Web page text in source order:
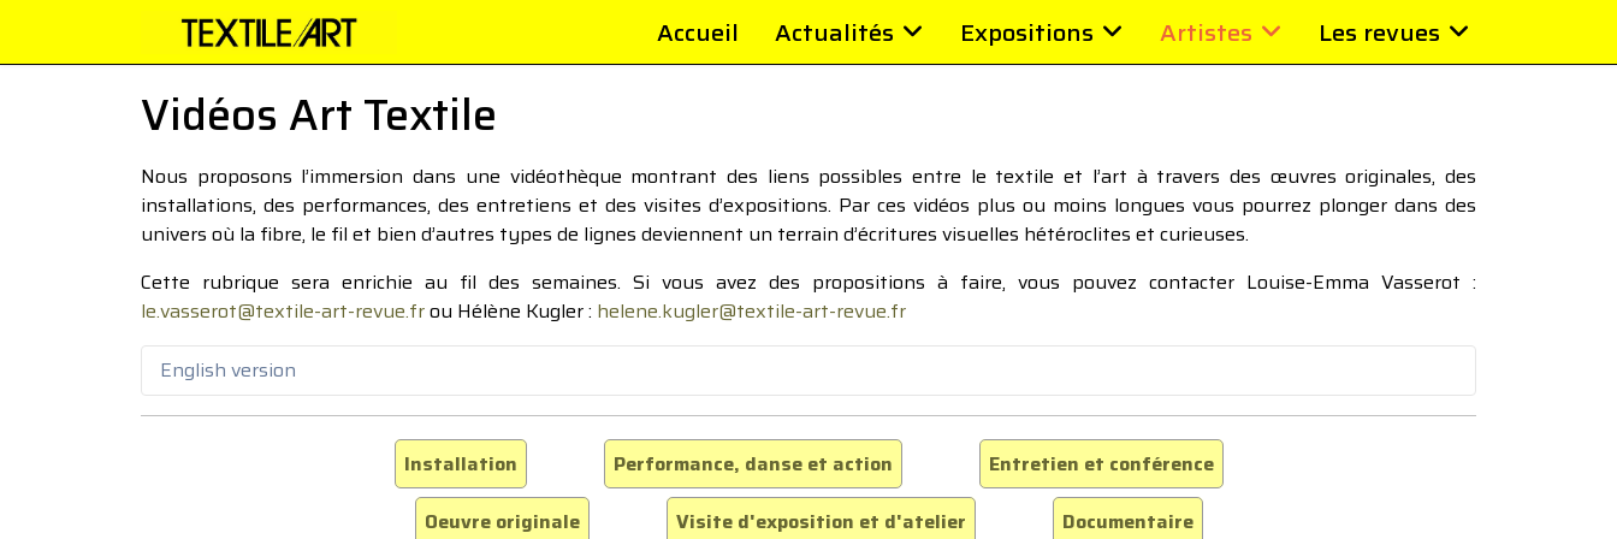
Accueil Actualités Expositions Artistes Les revues
Vidéos Art Textile
Nous proposons l’immersion dans une vidéothèque montrant des liens possibles entre le textile et l’art à travers des œuvres originales, des
installations, des performances, des entretiens et des visites d’expositions. Par ces vidéos plus ou moins longues vous pourrez plonger dans des
univers où la fibre, le fil et bien d’autres types de lignes deviennent un terrain d’écritures visuelles hétéroclites et curieuses.
Cette rubrique sera enrichie au fil des semaines. Si vous avez des propositions à faire, vous pouvez contacter Louise-Emma Vasserot :
le.vasserot@textile-art-revue.frou Hélène Kugler : helene.kugler@textile-art-revue.fr
English version
Installation Performance, danse et action
Entretien et conférence
Oeuvre originale
Visite d'exposition et d'atelier Documentaire